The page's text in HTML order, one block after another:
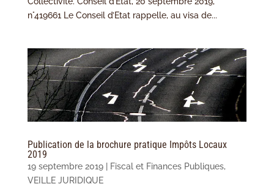
n°419661 Le Conseil d’Etat rappelle, au visa de...
Publication de la brochure pratique Impôts Locaux
2019
19 septembre 2019| Fiscal et Finances Publiques,
VEILLE JURIDIQUE